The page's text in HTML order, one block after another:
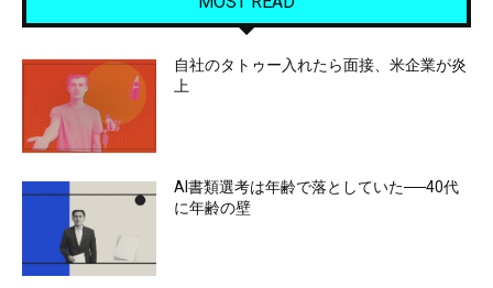
自社のタトゥー入れたら面接、米企業が炎
上
AI書類選考は年齢で落としていた──40代
に年齢の壁